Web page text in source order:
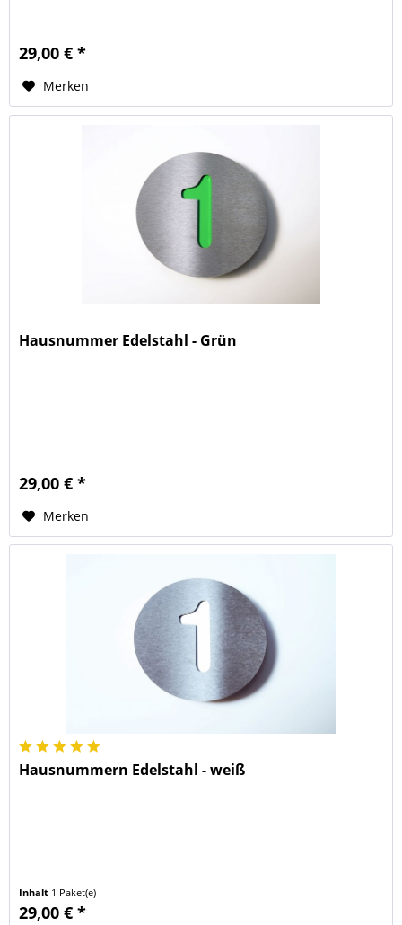
29,00 € *
Merken
Hausnummer Edelstahl - Grün
29,00 € *
Merken
Hausnummern Edelstahl - weiß
Inhalt 1 Paket(e)
29,00 € *